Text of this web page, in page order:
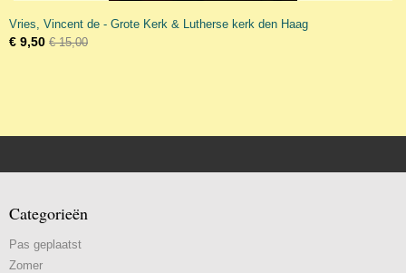
Vries, Vincent de - Grote Kerk & Lutherse kerk den Haag
€ 9,50 € 15,00
Categorieën
Pas geplaatst
Zomer